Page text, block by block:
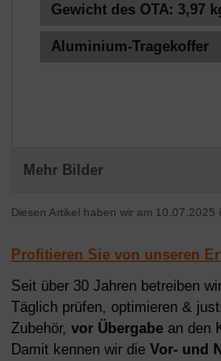
Gewicht des OTA: 3,97
Aluminium-Tragekoffer
Mehr Bilder
Diesen Artikel haben wir am 10.07.2025
Profitieren Sie von unseren
Seit über 30 Jahren betreiben
Täglich prüfen, optimieren &
Zubehör, vor Übergabe an den
Damit kennen wir die Vor- und